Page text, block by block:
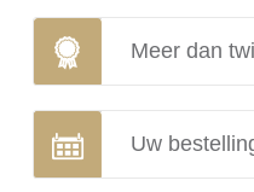
Meer dan
Uw